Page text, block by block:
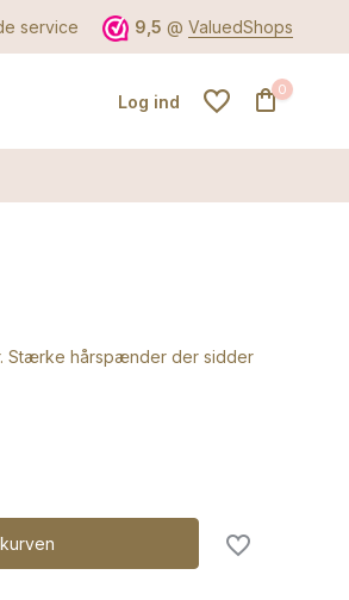
service 9,5 @ ValuedShops
Log ind
0
Stærke hårspænder der sidder